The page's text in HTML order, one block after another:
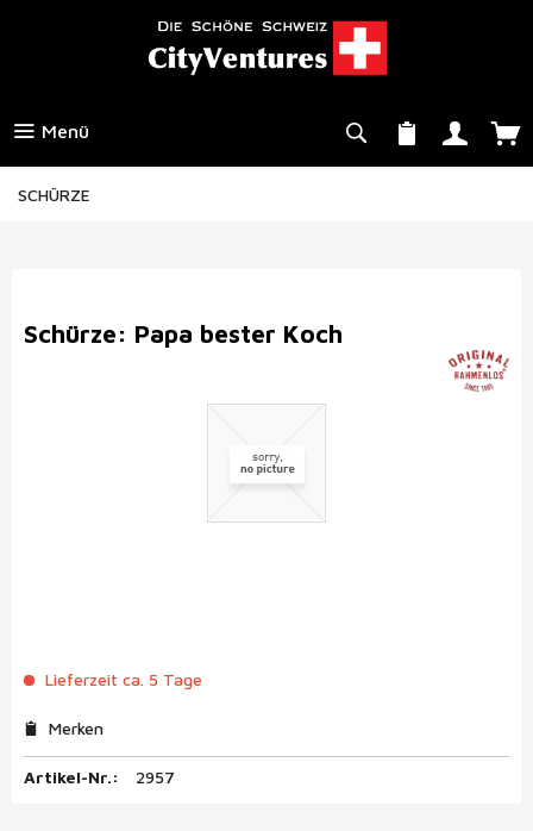
Menü
SCHÜRZE
Schürze: Papa bester Koch
Lieferzeit ca. 5 Tage
Merken
Artikel-Nr.: 2957